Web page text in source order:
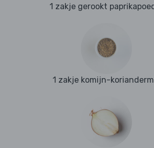
1 zakje gerookt
1 zakje komijn-